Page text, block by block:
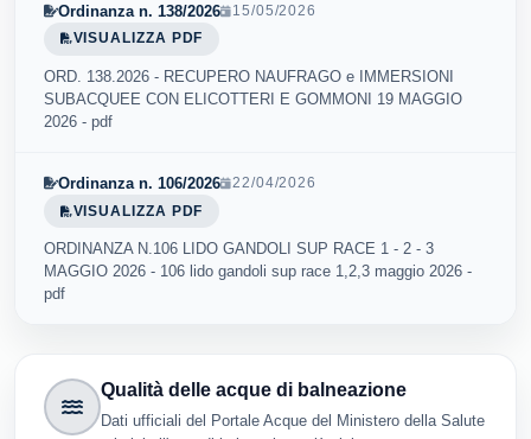
Ordinanza n. 138/2026
15/05/2026
VISUALIZZA PDF
ORD. 138.2026 - RECUPERO NAUFRAGO e IMMERSIONI
SUBACQUEE CON ELICOTTERI E GOMMONI 19 MAGGIO
2026 - pdf
Ordinanza n. 106/2026
22/04/2026
VISUALIZZA PDF
ORDINANZA N.106 LIDO GANDOLI SUP RACE 1 - 2 - 3
MAGGIO 2026 - 106 lido gandoli sup race 1,2,3 maggio 2026 -
pdf
Qualità delle acque di balneazione
Dati ufficiali del Portale Acque del Ministero della Salute